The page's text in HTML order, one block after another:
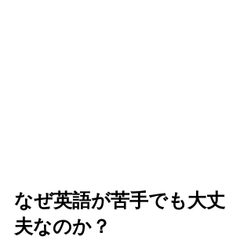
なぜ英語が苦手でも大丈
夫なのか？